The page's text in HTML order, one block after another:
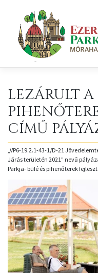
content
LEZÁRULT A
CÍMŰ
„VP6-19.2.1-43-1/D-21
Járás területén 2021” nevű
Parkja- büfé és pihenőterek